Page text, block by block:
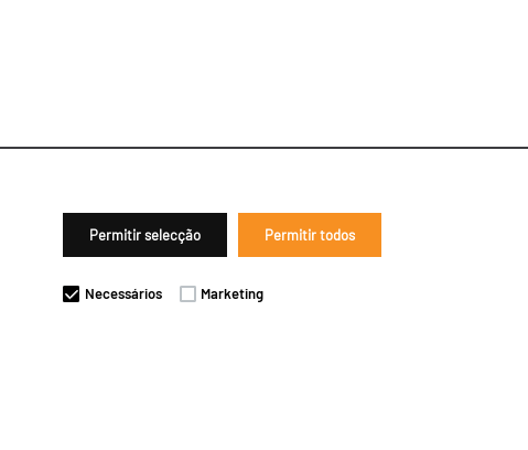
Permitir selecção Permitir todos
Necessários Marketing